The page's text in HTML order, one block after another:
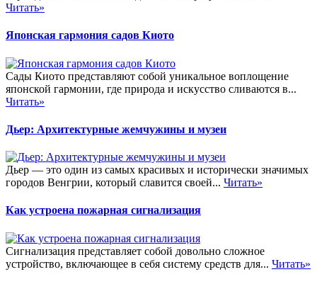
Читать»
Японская гармония садов Киото
Сады Киото представляют собой уникальное воплощение
японской гармонии, где природа и искусство сливаются в...
Читать»
Дьер: Архитектурные жемчужины и музеи
Дьер — это один из самых красивых и исторически значимых
городов Венгрии, который славится своей... Читать»
Как устроена пожарная сигнализация
Сигнализация представляет собой довольно сложное
устройство, включающее в себя систему средств для... Читать»